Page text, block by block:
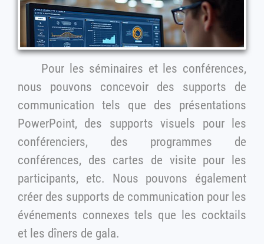
Pour les séminaires et les conférences,
nous pouvons concevoir des supports de
communication tels que des présentations
PowerPoint, des supports visuels pour les
conférenciers, des programmes de
conférences, des cartes de visite pour les
participants, etc. Nous pouvons également
créer des supports de communication pour les
événements connexes tels que les cocktails
et les dîners de gala.